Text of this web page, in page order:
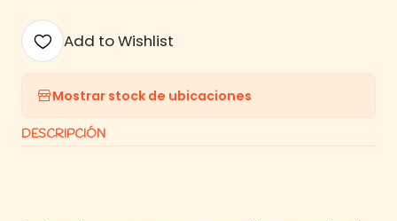
Add to Wishlist
Mostrar stock de ubicaciones
DESCRIPCIÓN